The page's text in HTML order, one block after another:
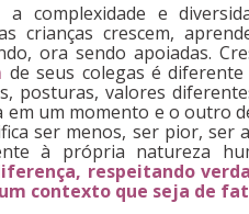
a complexidade e
crianças crescem,
ora sendo apoiadas.
de seus colegas é
posturas, valores
em um momento e o outro
ser menos, ser pior, ser
à própria natureza
respeitando
contexto que seja de